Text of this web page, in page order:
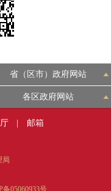
省（区市）政府网站
各区政府网站
邮箱
局
备05060933号